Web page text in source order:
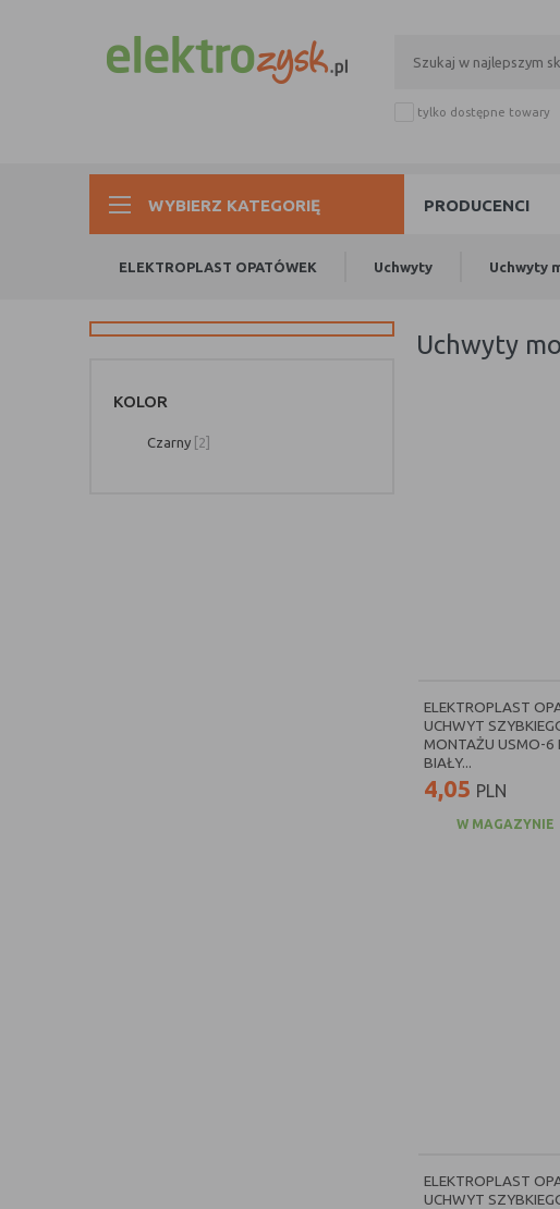
tylko dostępne towary
WYBIERZ KATEGORIĘ PRODUCENCI
ELEKTROPLAST OPATÓWEK Uchwyty Uchwyty
KOLOR
Czarny [2]
uchwyty
ELEKTROPLAST
UCHWYT
MONTAŻU USMO-6
BIAŁY...
4,05 PLN
W MAGAZYNIE
ELEKTROPLAST
UCHWYT